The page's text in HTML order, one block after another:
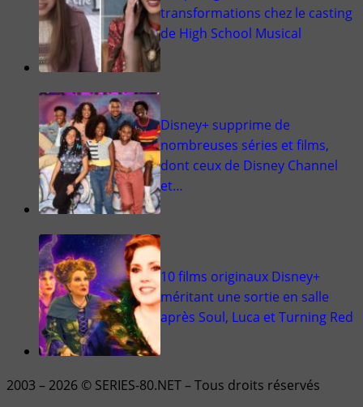
transformations chez le casting
de High School Musical
Disney+ supprime de
nombreuses séries et films,
dont ceux de Disney Channel
et…
10 films originaux Disney+
méritant une sortie en salle
après Soul, Luca et Turning Red
2003 – 2026 © SERIES-80.NET – Tous droits réservés